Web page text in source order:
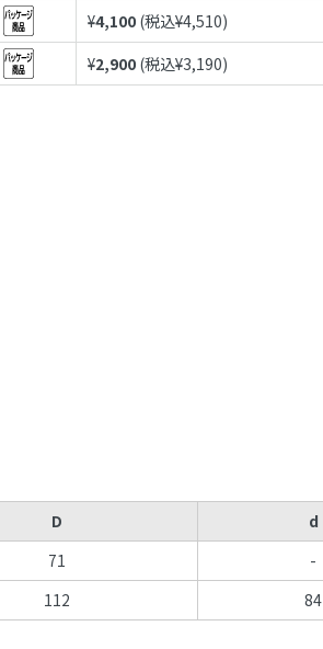
¥4,100 (税込¥4,510)
¥2,900 (税込¥3,190)
D d
71 -
112 84